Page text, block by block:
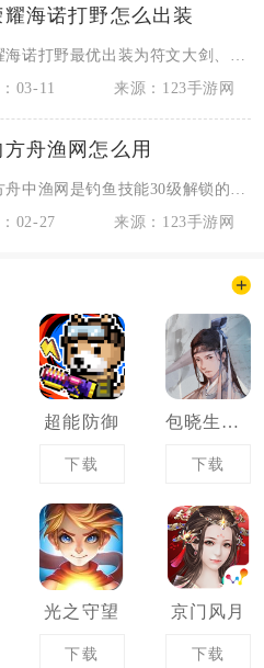
海诺打野怎么出装
03-11
来源：123手游网
舟渔网怎么用
02-27
来源：123手游网
超能防御
下载
包晓生英雄传
下载
光之守望
下载
京门风月
下载